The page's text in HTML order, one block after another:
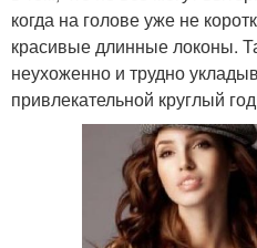
когда на голове уже не
красивые длинные локоны.
неухоженно и трудно
привлекательной круглый